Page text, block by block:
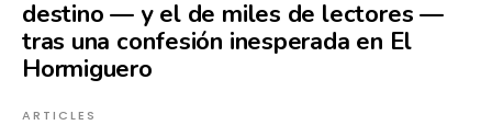
destino — y el de miles de lectores —
tras una confesión inesperada en El
Hormiguero
ARTICLES